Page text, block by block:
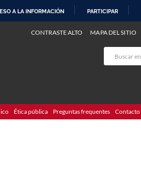
A LA INFORMACIÓN PARTICIPAR
CONTRASTE ALTO MAPA DEL SITIO
Ética pública Preguntas frequentes Contacto